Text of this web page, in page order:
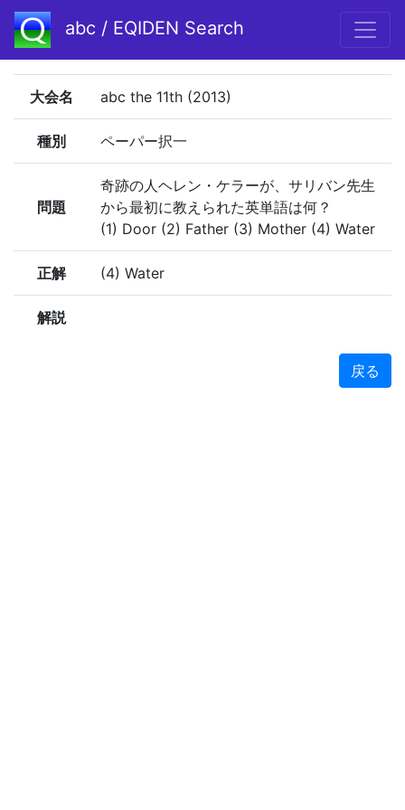
abc / EQIDEN Search
大会名 abc the 11th (2013)
種別 ペーパー択一
問題
奇跡の人ヘレン・ケラーが、サリバン先生
から最初に教えられた英単語は何？
(1) Door (2) Father (3) Mother (4) Water
正解 (4) Water
解説
戻る